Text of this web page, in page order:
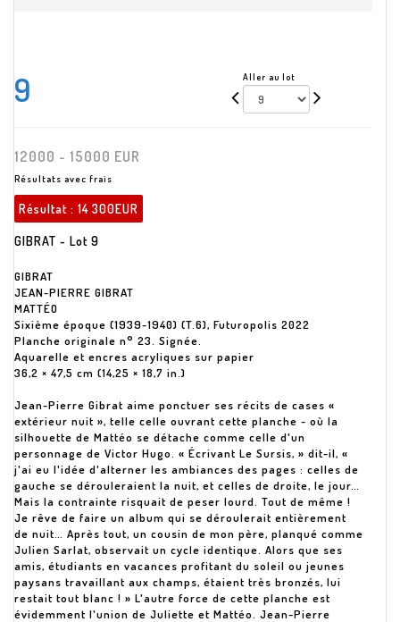
9 Aller au lot
12000 - 15000 EUR
Résultats avec frais
Résultat : 14 300EUR
GIBRAT - Lot 9
GIBRAT
JEAN-PIERRE GIBRAT
MATTÉO
Sixième époque (1939-1940) (T.6), Futuropolis 2022
Planche originale n° 23. Signée.
Aquarelle et encres acryliques sur papier
36,2 × 47,5 cm (14,25 × 18,7 in.)
Jean-Pierre Gibrat aime ponctuer ses récits de cases «
extérieur nuit », telle celle ouvrant cette planche - où la
silhouette de Mattéo se détache comme celle d'un
personnage de Victor Hugo. « Écrivant Le Sursis, » dit-il, «
j'ai eu l'idée d'alterner les ambiances des pages : celles de
gauche se dérouleraient la nuit, et celles de droite, le jour…
Mais la contrainte risquait de peser lourd. Tout de même !
Je rêve de faire un album qui se déroulerait entièrement
de nuit… Après tout, un cousin de mon père, planqué comme
Julien Sarlat, observait un cycle identique. Alors que ses
amis, étudiants en vacances profitant du soleil ou jeunes
paysans travaillant aux champs, étaient très bronzés, lui
restait tout blanc ! » L'autre force de cette planche est
évidemment l'union de Juliette et Mattéo. Jean-Pierre